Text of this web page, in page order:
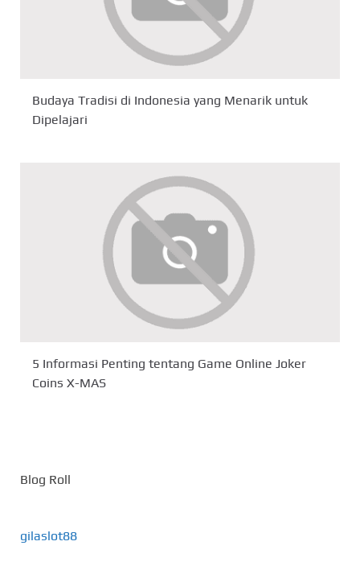
Budaya Tradisi di Indonesia yang Menarik untuk
Dipelajari
5 Informasi Penting tentang Game Online Joker
Coins X-MAS
Blog Roll
gilaslot88